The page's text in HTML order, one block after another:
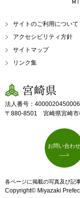
サイトのご利用について
アクセシビリティ方針
サイトマップ
リンク集
宮崎県
法人番号：4000020450006
〒880-8501 宮崎県宮崎市
お問い合わせ
各ページに掲載の写真及び記
Copyright© Miyazaki